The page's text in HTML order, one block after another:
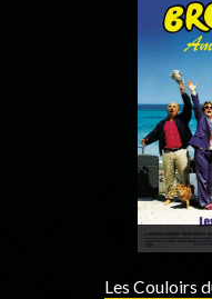
Les Couloirs